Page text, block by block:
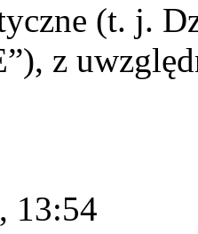
(t. j.
z
13:54